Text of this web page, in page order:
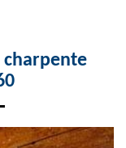
charpente